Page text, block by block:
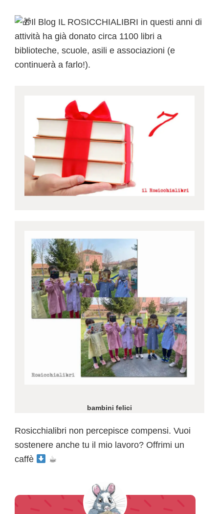
Il Blog IL ROSICCHIALIBRI in questi anni di
attività ha già donato circa 1100 libri a
biblioteche, scuole, asili e associazioni (e
continuerà a farlo!).
bambini felici
Rosicchialibri non percepisce compensi. Vuoi
sostenere anche tu il mio lavoro? Offrimi un
caffè
☕︎